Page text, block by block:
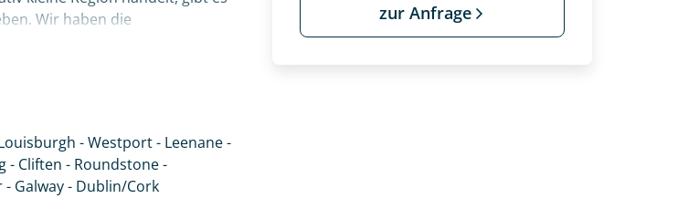
zur Anfrage
Wir haben die
und an Irlands einzigem Fjord
Küstenroute Irlands - dem Wild
- Westport - Leenane -
- Cliften - Roundstone -
Galway - Dublin/Cork
- so individuell wie Sie. Teilen Sie uns Ihre Wunschtermine für die Reise
um alles Weitere zu besprechen. Gemeinsam gestalten wir Ihre